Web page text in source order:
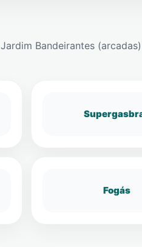
Jardim Bandeirantes (arcadas)
Fogás